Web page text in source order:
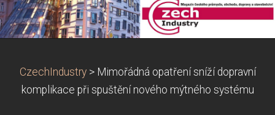
CzechIndustry > Mimořádná opatření sníží dopravní
komplikace při spuštění nového mýtného systému